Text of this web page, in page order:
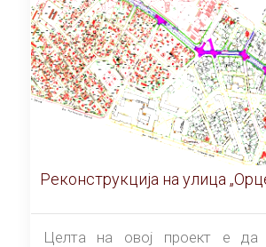
Реконструкција на улица
Целта на овој проект е да